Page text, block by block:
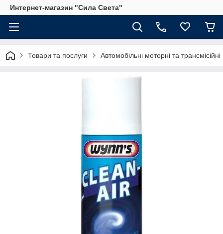
Интернет-магазин "Сила Света"
Товари та послуги Автомобільні моторні та